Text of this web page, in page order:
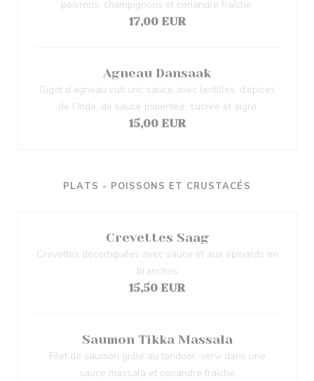
poivrons, champignons et coriandre fraîche.
17,00 EUR
Agneau Dansaak
Gigot d’agneau cuit unc sauce avec lentilles, d’épices
de l’Inde, de sauce pimentée, sucrée et aigre
15,00 EUR
PLATS - POISSONS ET CRUSTACÉS
Crevettes Saag
Crevettes décortiquées avec sauce et aux épinards en
branches
15,50 EUR
Saumon Tikka Massala
Filet de saumon grillé au tandoor, servi dans une
sauce massala et coriandre fraîche